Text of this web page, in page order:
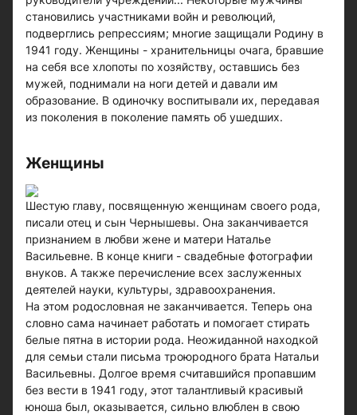
становились участниками войн и революций,
подверглись репрессиям; многие защищали Родину в
1941 году. Женщины - хранительницы очага, бравшие
на себя все хлопоты по хозяйству, оставшись без
мужей, поднимали на ноги детей и давали им
образование. В одиночку воспитывали их, передавая
из поколения в поколение память об ушедших.
Женщины
Шестую главу, посвященную женщинам своего рода,
писали отец и сын Чернышевы. Она заканчивается
признанием в любви жене и матери Наталье
Васильевне. В конце книги - свадебные фотографии
внуков. А также перечисление всех заслуженных
деятелей науки, культуры, здравоохранения.
На этом родословная не заканчивается. Теперь она
словно сама начинает работать и помогает стирать
белые пятна в истории рода. Неожиданной находкой
для семьи стали письма троюродного брата Натальи
Васильевны. Долгое время считавшийся пропавшим
без вести в 1941 году, этот талантливый красивый
юноша был, оказывается, сильно влюблен в свою